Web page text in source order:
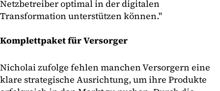
Netzbetreiber optimal in der digitalen
Transformation unterstützen können."
Komplettpaket für Versorger
Nicholai zufolge fehlen manchen Versorgern eine
klare strategische Ausrichtung, um ihre Produkte